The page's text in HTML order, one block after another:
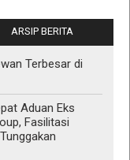
ARSIP BERITA
Terbesar di
Aduan Eks
Fasilitasi